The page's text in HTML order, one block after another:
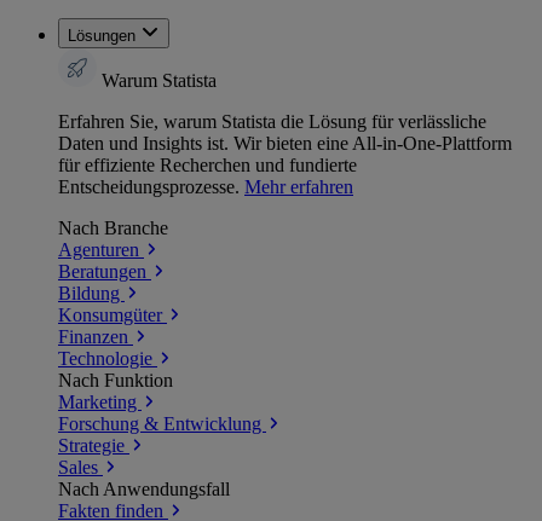
Lösungen
Warum Statista
Erfahren Sie, warum Statista die Lösung für verlässliche
Daten und Insights ist. Wir bieten eine All-in-One-Plattform
für effiziente Recherchen und fundierte
Entscheidungsprozesse. Mehr erfahren
Nach Branche
Agenturen
Beratungen
Bildung
Konsumgüter
Finanzen
Technologie
Nach Funktion
Marketing
Forschung & Entwicklung
Strategie
Sales
Nach Anwendungsfall
Fakten finden